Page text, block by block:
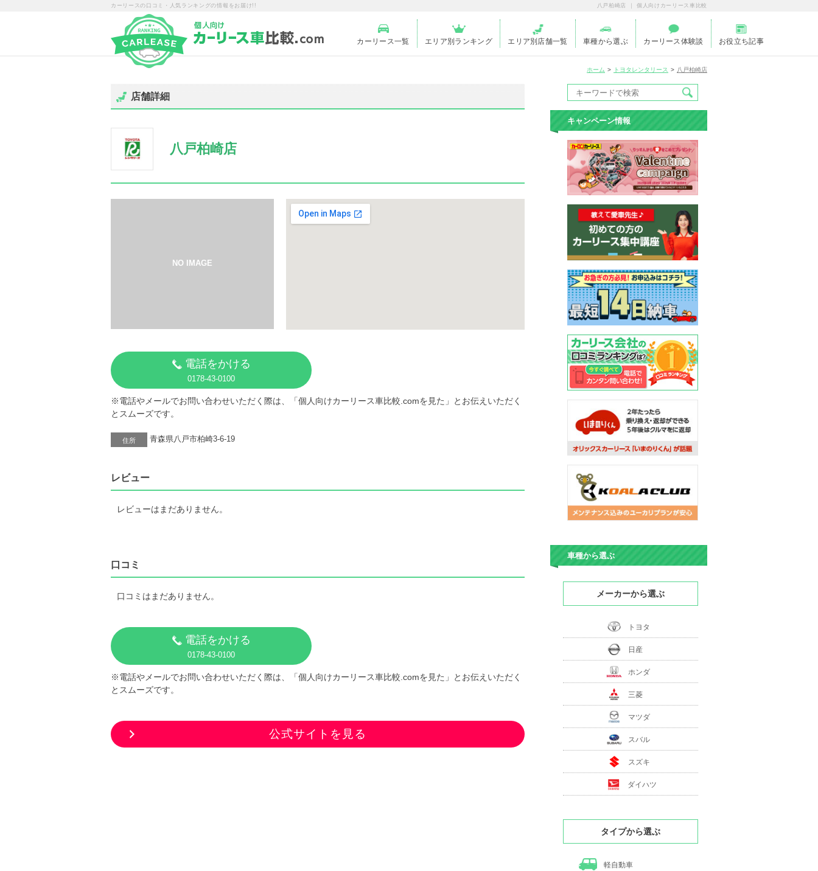
カーリースの口コミ・人気ランキングの情報をお届け!! 八戸柏崎店 ｜ 個人向けカーリース車比較
カーリース一覧 エリア別ランキング エリア別店舗一覧 車種から選ぶ カーリース体験談 お役立ち記事
ホーム トヨタレンタリース 八戸柏崎店
店舗詳細
八戸柏崎店
電話をかける
0178-43-0100
※電話やメールでお問い合わせいただく際は、「個人向けカーリース車比較.comを見た」とお伝えいただく
とスムーズです。
住所 青森県八戸市柏崎3-6-19
レビュー
レビューはまだありません。
口コミ
口コミはまだありません。
電話をかける
0178-43-0100
※電話やメールでお問い合わせいただく際は、「個人向けカーリース車比較.comを見た」とお伝えいただく
とスムーズです。
公式サイトを見る
キャンペーン情報
車種から選ぶ
メーカーから選ぶ
トヨタ
日産
ホンダ
三菱
マツダ
スバル
スズキ
ダイハツ
タイプから選ぶ
軽自動車